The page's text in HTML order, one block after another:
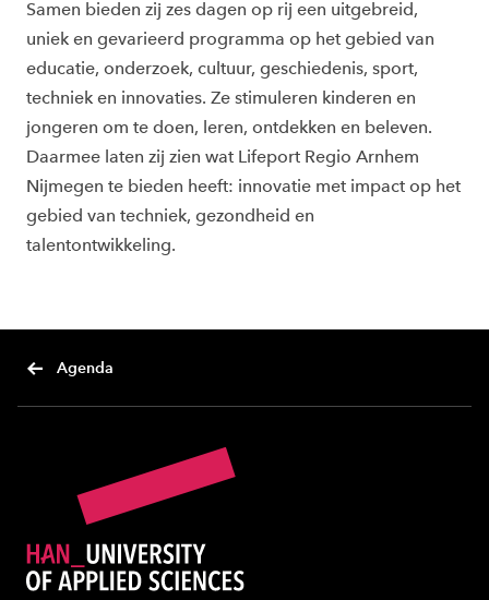
Samen bieden zij zes dagen op rij een uitgebreid,
uniek en gevarieerd programma op het gebied van
educatie, onderzoek, cultuur, geschiedenis, sport,
techniek en innovaties. Ze stimuleren kinderen en
jongeren om te doen, leren, ontdekken en beleven.
Daarmee laten zij zien wat Lifeport Regio Arnhem
Nijmegen te bieden heeft: innovatie met impact op het
gebied van techniek, gezondheid en
talentontwikkeling.
Agenda